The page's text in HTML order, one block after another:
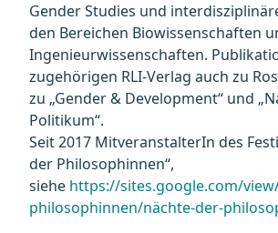
Gender Studies und
den Bereichen Biowissenschaften
Ingenieurwissenschaften.
zugehörigen RLI-Verlag auch zu
zu „Gender & Development“ und
Politikum“.
Seit 2017 MitveranstalterIn des
der Philosophinnen“,
siehe https://sites.google.com/
philosophinnen/nächte-der-